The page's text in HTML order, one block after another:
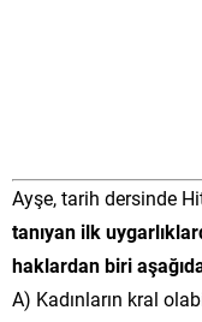
Ayşe, tarih dersinde
tanıyan ilk
haklardan biri
A) Kadınların kral